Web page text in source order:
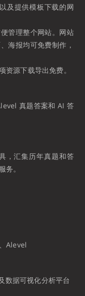
及提供模板下载的网
管理整个网站。网站
海报均可免费制作，
资源下载导出免费。
真题答案和 AI 答
，汇集历年真题和答
。
Alevel
数据可视化分析平台